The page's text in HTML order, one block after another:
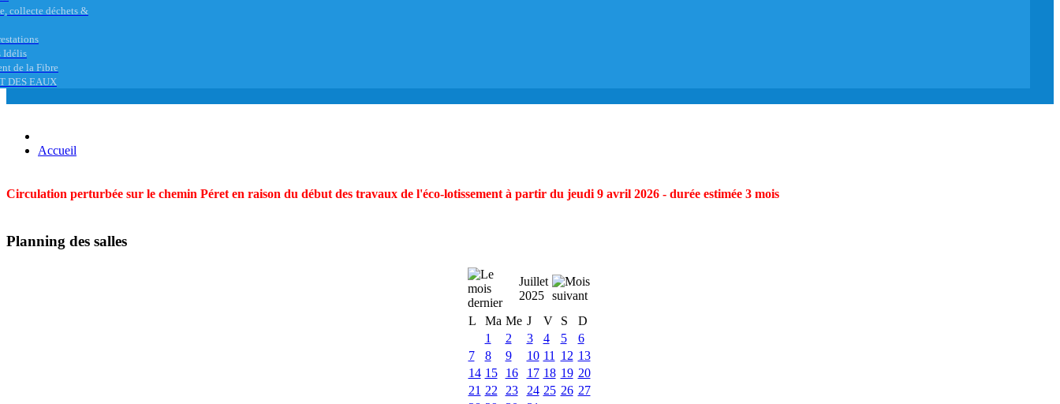
collecte déchets &
Idélis
de la Fibre
DES EAUX
Accueil
Circulation perturbée sur le chemin Péret en raison du début des travaux de l'éco-lotissement à partir du jeudi 9 avril 2026 - durée estimée 3 mois
Planning des salles
Juillet
2025
L
Ma Me J V S
D
1
2 3 4 5
6
7
8 9 10 11 12 13
14 15 16 17 18 19 20
21 22 23 24 25 26 27